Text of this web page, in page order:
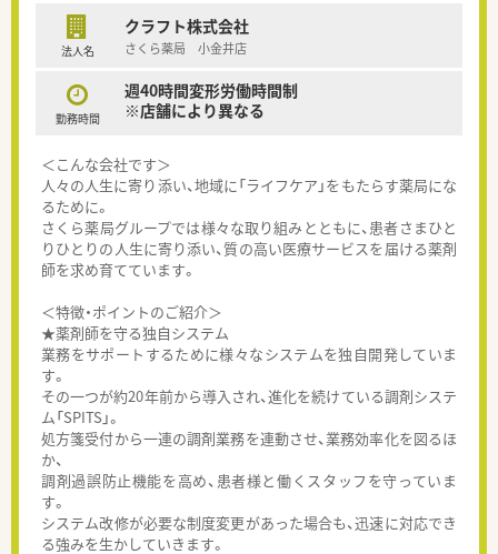
法人名
クラフト株式会社
さくら薬局 小金井店
勤務時間
週40時間変形労働時間制
※店舗により異なる
＜こんな会社です＞
人々の人生に寄り添い、地域に「ライフケア」をもたらす薬局にな
るために。
さくら薬局グループでは様々な取り組みとともに、患者さまひと
りひとりの人生に寄り添い、質の高い医療サービスを届ける薬剤
師を求め育てています。
＜特徴・ポイントのご紹介＞
★薬剤師を守る独自システム
業務をサポートするために様々なシステムを独自開発していま
す。
その一つが約20年前から導入され、進化を続けている調剤システ
ム「SPITS」。
処方箋受付から一連の調剤業務を連動させ、業務効率化を図るほ
か、
調剤過誤防止機能を高め、患者様と働くスタッフを守っていま
す。
システム改修が必要な制度変更があった場合も、迅速に対応でき
る強みを生かしていきます。